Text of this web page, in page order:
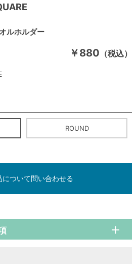
ルホルダー
￥880 （税込）
ROUND
について問い合わせる